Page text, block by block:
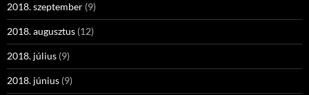
2018. szeptember (9)
2018. augusztus (12)
2018. július (9)
2018. június (9)